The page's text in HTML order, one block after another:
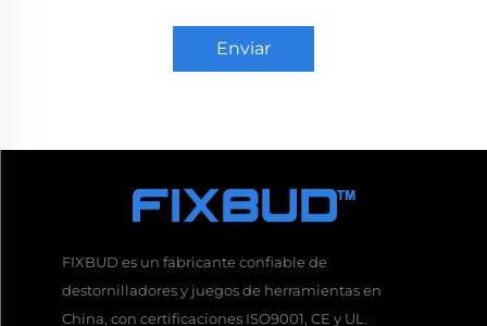
Enviar
FIXBUD es un fabricante confiable de
destornilladores y juegos de herramientas en
China, con certificaciones ISO9001, CE y UL.